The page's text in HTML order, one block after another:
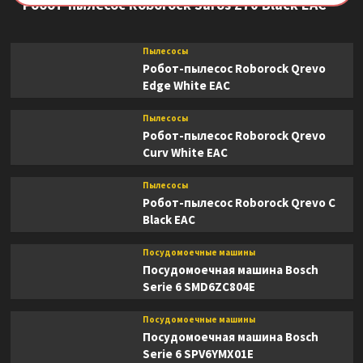
Робот-пылесос Roborock Saros Z70 Black EAC
Пылесосы
Робот-пылесос Roborock Qrevo
Edge White EAC
Пылесосы
Робот-пылесос Roborock Qrevo
Curv White EAC
Пылесосы
Робот-пылесос Roborock Qrevo C
Black EAC
Посудомоечные машины
Посудомоечная машина Bosch
Serie 6 SMD6ZC804E
Посудомоечные машины
Посудомоечная машина Bosch
Serie 6 SPV6YMX01E